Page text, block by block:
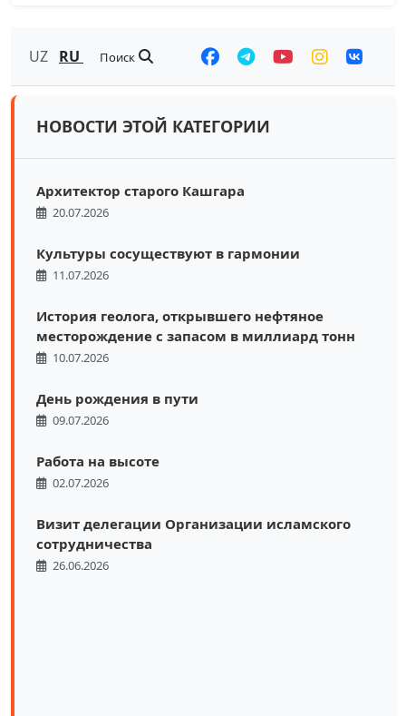
UZ RU Поиск
НОВОСТИ ЭТОЙ КАТЕГОРИИ
Архитектор старого Кашгара
20.07.2026
Культуры сосуществуют в гармонии
11.07.2026
История геолога, открывшего нефтяное
месторождение с запасом в миллиард тонн
10.07.2026
День рождения в пути
09.07.2026
Работа на высоте
02.07.2026
Визит делегации Организации исламского
сотрудничества
26.06.2026